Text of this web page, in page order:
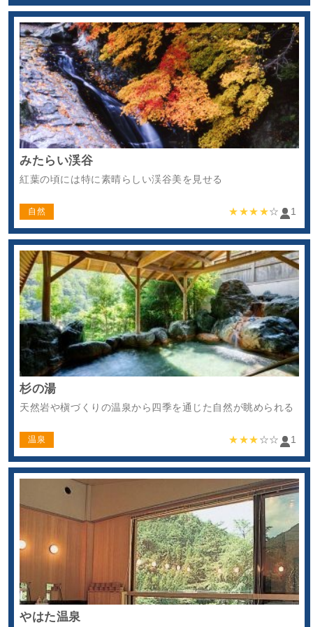
みたらい渓谷
紅葉の頃には特に素晴らしい渓谷美を見せる
自然 ★★★★☆ 1
杉の湯
天然岩や槇づくりの温泉から四季を通じた自然が眺められる
温泉 ★★★☆☆ 1
やはた温泉